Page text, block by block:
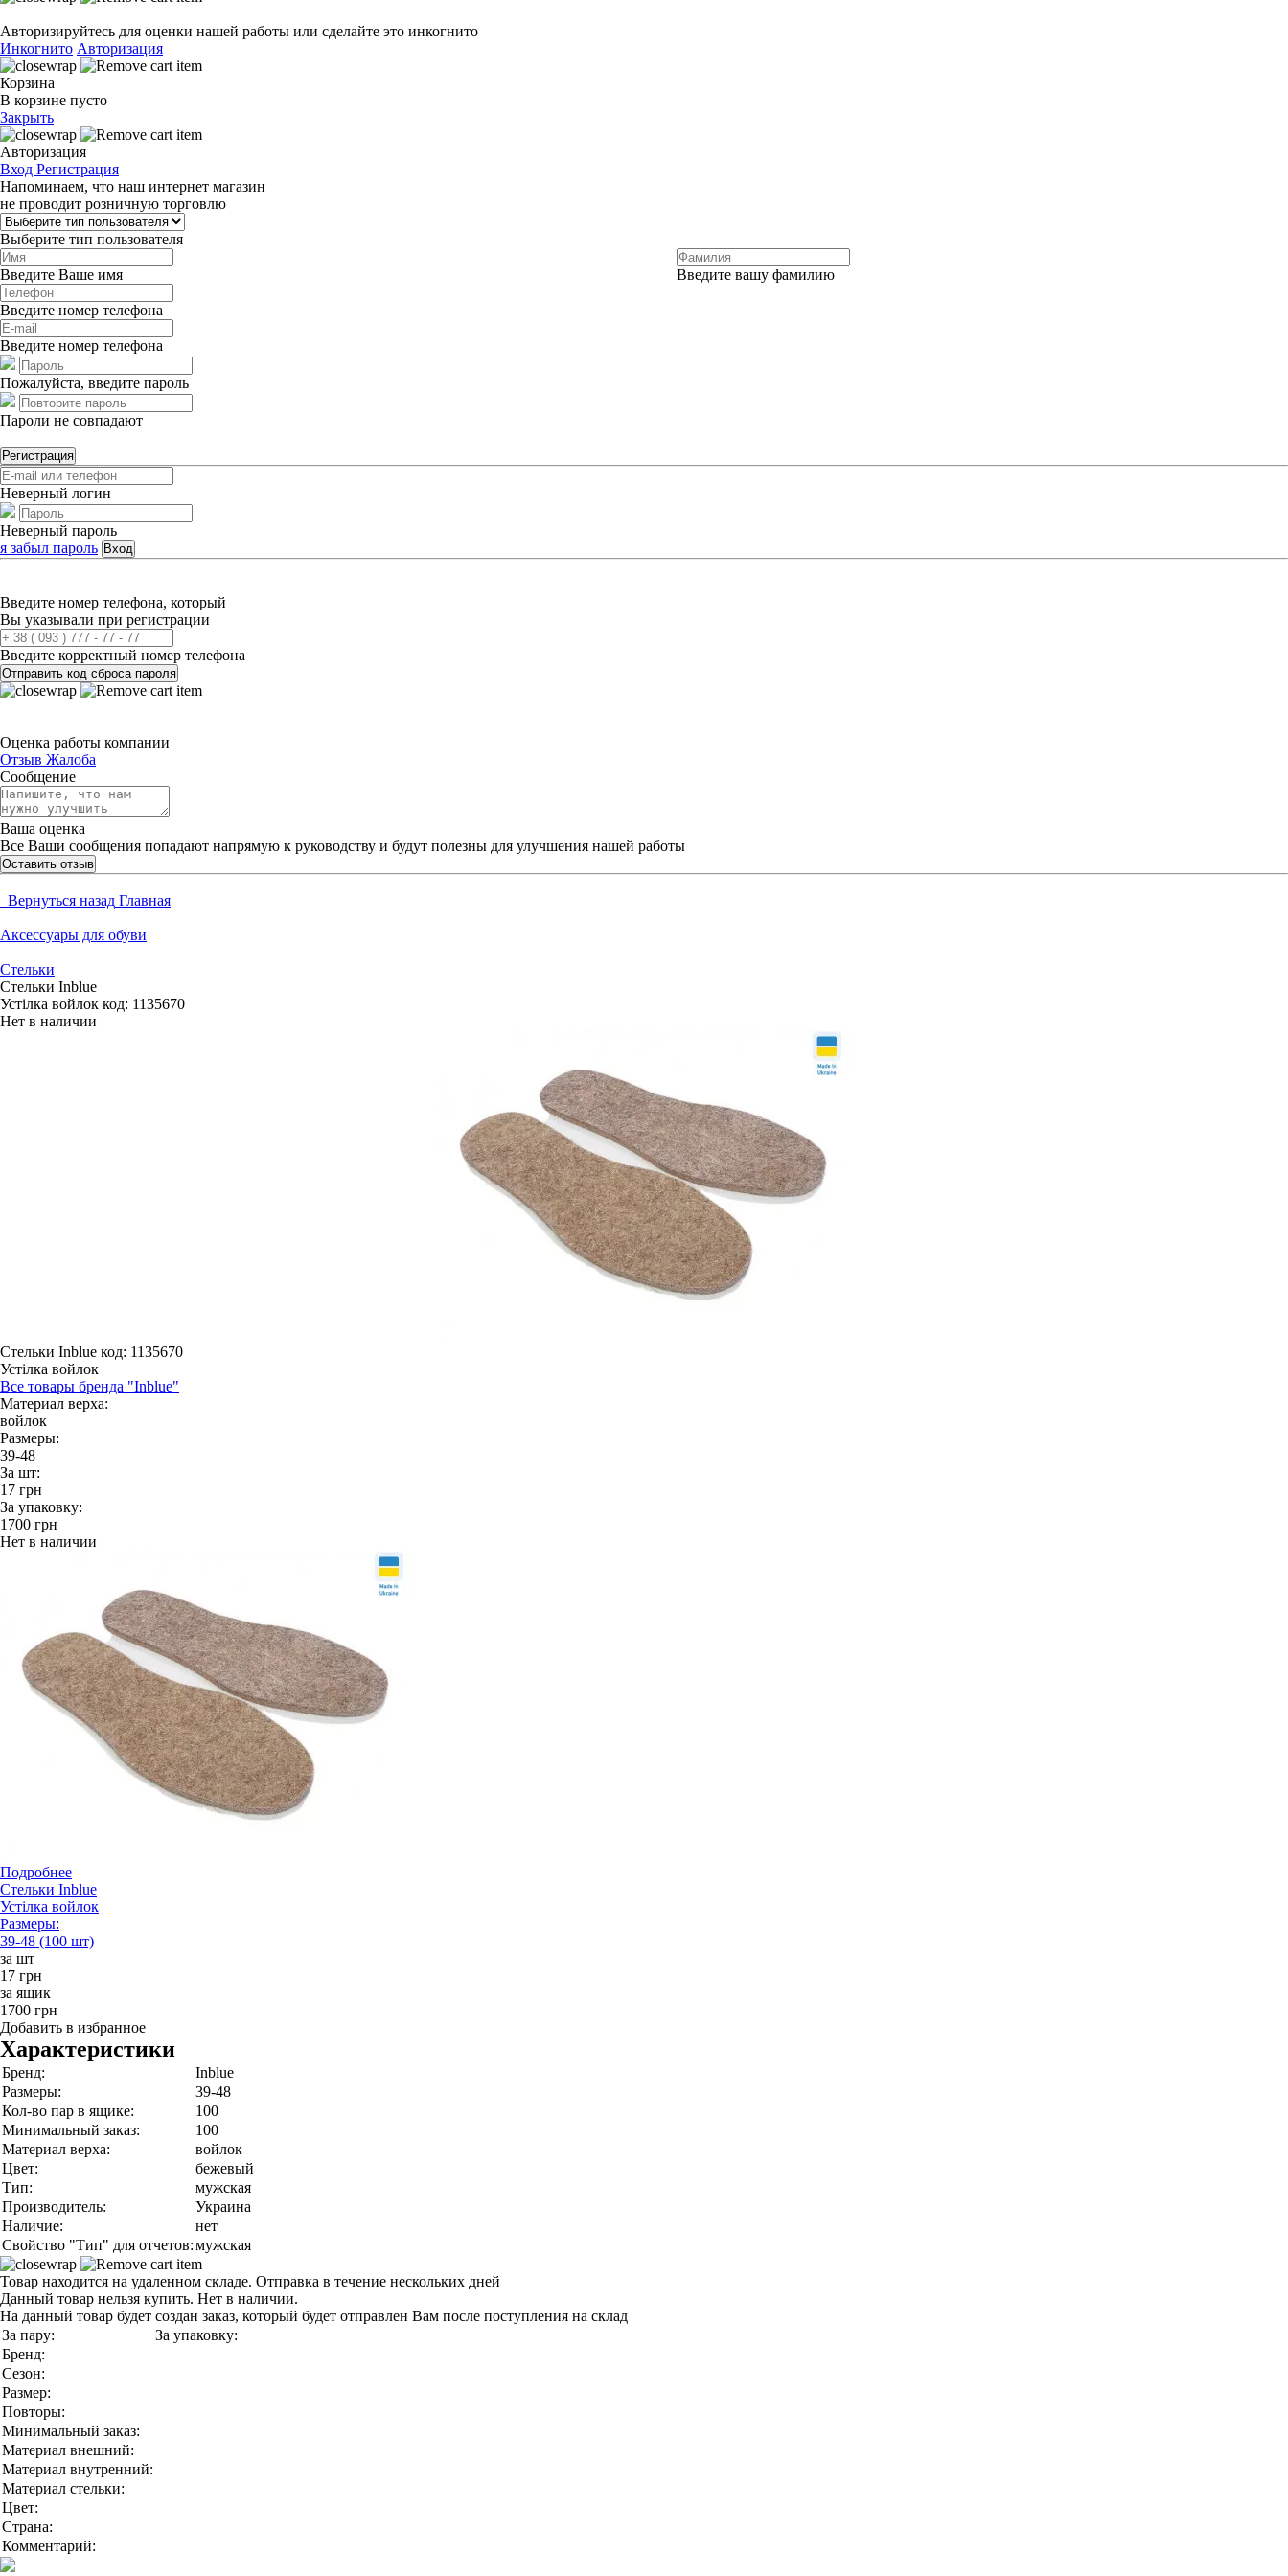
Авторизируйтесь для оценки нашей работы или сделайте это инкогнито
Инкогнито Авторизация
Корзина
В корзине пусто
Закрыть
Авторизация
Вход Регистрация
Напоминаем, что наш интернет магазин
не проводит розничную торговлю
Выберите тип пользователя
Введите Ваше имя Введите вашу фамилию
Введите номер телефона
Введите номер телефона
Пожалуйста, введите пароль
Пароли не совпадают
Регистрация
Неверный логин
Неверный пароль
я забыл пароль Вход
Введите номер телефона, который
Вы указывали при регистрации
Введите корректный номер телефона
Отправить код сброса пароля
Оценка работы компании
Отзыв Жалоба
Сообщение
Ваша оценка
Все Ваши сообщения попадают напрямую к руководству и будут полезны для улучшения нашей работы
Оставить отзыв
Вернуться назад Главная
Аксессуары для обуви
Стельки
Стельки Inblue
Устілка войлок код: 1135670
Нет в наличии
Стельки Inblue код: 1135670
Устілка войлок
Все товары бренда "Inblue"
Материал верха:
войлок
Размеры:
39-48
За шт:
17 грн
За упаковку:
1700 грн
Нет в наличии
Подробнее
Стельки Inblue
Устілка войлок
Размеры:
39-48 (100 шт)
за шт
17 грн
за ящик
1700 грн
Добавить в избранное
Характеристики
Бренд:
Inblue
Размеры:
39-48
Кол-во пар в ящике:
100
Минимальный заказ:
100
Материал верха:
войлок
Цвет:
бежевый
Тип:
мужская
Производитель:
Украина
Наличие:
нет
Свойство "Тип" для отчетов:мужская
Товар находится на удаленном складе. Отправка в течение нескольких дней
Данный товар нельзя купить. Нет в наличии.
На данный товар будет создан заказ, который будет отправлен Вам после поступления на склад
За пару:
За упаковку:
Бренд:
Сезон:
Размер:
Повторы:
Минимальный заказ:
Материал внешний:
Материал внутренний:
Материал стельки:
Цвет:
Страна:
Комментарий: